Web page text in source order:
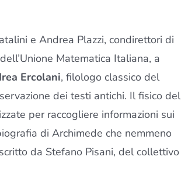
e Andrea Plazzi, condirettori di
Matematica Italiana, a
Ercolani, filologo classico del
dei testi antichi. Il fisico del
per raccogliere informazioni sui
di Archimede che nemmeno
scritto da Stefano Pisani, del collettivo